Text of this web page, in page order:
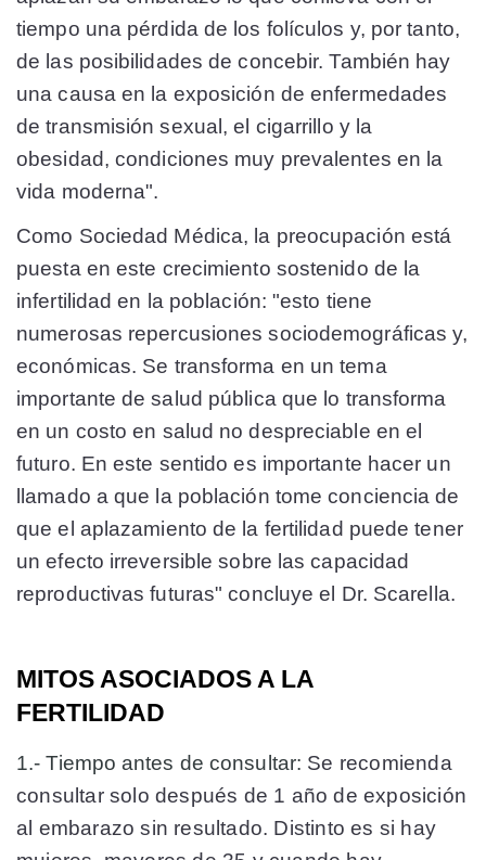
tiempo una pérdida de los folículos y, por tanto,
de las posibilidades de concebir. También hay
una causa en la exposición de enfermedades
de transmisión sexual, el cigarrillo y la
obesidad, condiciones muy prevalentes en la
vida moderna".
Como Sociedad Médica, la preocupación está
puesta en este crecimiento sostenido de la
infertilidad en la población: "esto tiene
numerosas repercusiones sociodemográficas y,
económicas. Se transforma en un tema
importante de salud pública que lo transforma
en un costo en salud no despreciable en el
futuro. En este sentido es importante hacer un
llamado a que la población tome conciencia de
que el aplazamiento de la fertilidad puede tener
un efecto irreversible sobre las capacidad
reproductivas futuras" concluye el Dr. Scarella.
MITOS ASOCIADOS A LA
FERTILIDAD
1.- Tiempo antes de consultar: Se recomienda
consultar solo después de 1 año de exposición
al embarazo sin resultado. Distinto es si hay